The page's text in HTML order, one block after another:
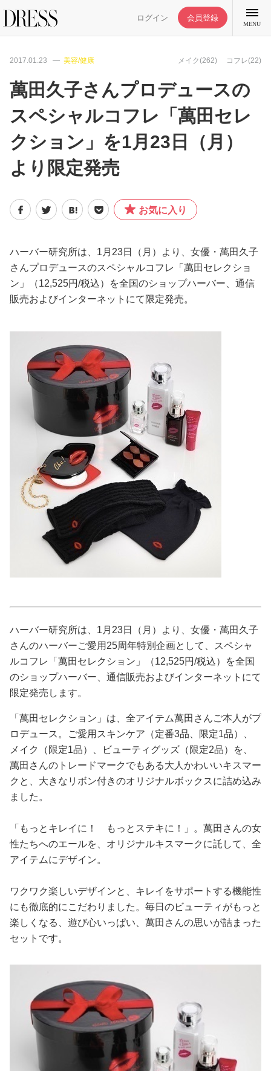
ログイン 会員登録
MENU
特集記事
DRESS部活
ファッション
恋愛/結婚/離婚
美容/健康
ワークスタイル
妊娠/出産/家族
ココロ/カラダ
グルメ
トラベル
カルチャー/エンタメ
占い
性と愛
2017.01.23 美容/健康 メイク(262) コフレ(22)
萬田久子さんプロデュースの
スペシャルコフレ「萬田セレ
クション」を1月23日（月）
より限定発売
お気に入り
ハーバー研究所は、1月23日（月）より、女優・萬田久子
さんプロデュースのスペシャルコフレ「萬田セレクショ
ン」（12,525円/税込）を全国のショップハーバー、通信
販売およびインターネットにて限定発売。
ハーバー研究所は、1月23日（月）より、女優・萬田久子
さんのハーバーご愛用25周年特別企画として、スペシャ
ルコフレ「萬田セレクション」（12,525円/税込）を全国
のショップハーバー、通信販売およびインターネットにて
限定発売します。
「萬田セレクション」は、全アイテム萬田さんご本人がプ
ロデュース。ご愛用スキンケア（定番3品、限定1品）、
メイク（限定1品）、ビューティグッズ（限定2品）を、
萬田さんのトレードマークでもある大人かわいいキスマー
クと、大きなリボン付きのオリジナルボックスに詰め込み
ました。
「もっとキレイに！ もっとステキに！」。萬田さんの女
性たちへのエールを、オリジナルキスマークに託して、全
アイテムにデザイン。
ワクワク楽しいデザインと、キレイをサポートする機能性
にも徹底的にこだわりました。毎日のビューティがもっと
楽しくなる、遊び心いっぱい、萬田さんの思いが詰まった
セットです。